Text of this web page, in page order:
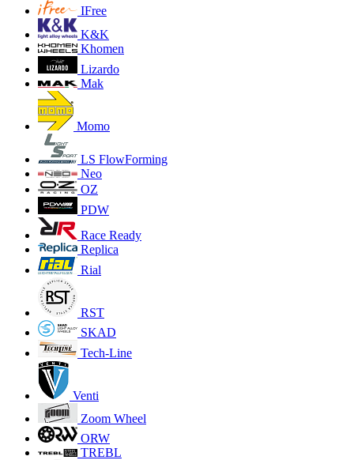
IFree
K&K
Khomen
Lizardo
Mak
Momo
LS FlowForming
Neo
OZ
PDW
Race Ready
Replica
Rial
RST
SKAD
Tech-Line
Venti
Zoom Wheel
ORW
TREBL